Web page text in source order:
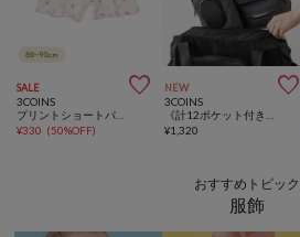
SALE 
3COINS
¥330 (50%OFF)
NEW 
3COINS
¥1,320
おすすめトピック
服飾